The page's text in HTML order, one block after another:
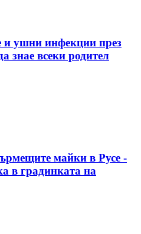
и ушни инфекции през
знае всеки родител
майки в Русе -
в градинката на